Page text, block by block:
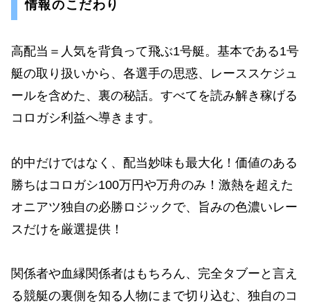
情報のこだわり
高配当＝人気を背負って飛ぶ1号艇。基本である1号
艇の取り扱いから、各選手の思惑、レーススケジュ
ールを含めた、裏の秘話。すべてを読み解き稼げる
コロガシ利益へ導きます。
的中だけではなく、配当妙味も最大化！価値のある
勝ちはコロガシ100万円や万舟のみ！激熱を超えた
オニアツ独自の必勝ロジックで、旨みの色濃いレー
スだけを厳選提供！
関係者や血縁関係者はもちろん、完全タブーと言え
る競艇の裏側を知る人物にまで切り込む、独自のコ